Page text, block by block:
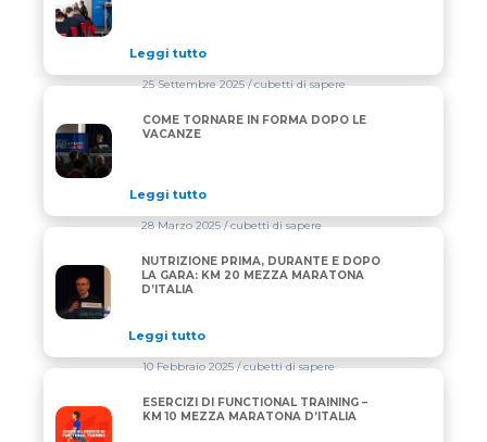
Leggi tutto
COME TORNARE IN FORMA DOPO LE VACANZE
25 Settembre 2025/ cubetti di sapere
COME TORNARE IN FORMA DOPO LE
VACANZE
Leggi tutto
NUTRIZIONE PRIMA, DURANTE E DOPO LA GARA:
28 Marzo 2025/ cubetti di sapere
NUTRIZIONE PRIMA, DURANTE E DOPO
LA GARA: KM 20 MEZZA MARATONA
D’ITALIA
Leggi tutto
ESERCIZI DI FUNCTIONAL TRAINING – KM 10 MEZZA
10 Febbraio 2025/ cubetti di sapere
ESERCIZI DI FUNCTIONAL TRAINING –
KM 10 MEZZA MARATONA D’ITALIA